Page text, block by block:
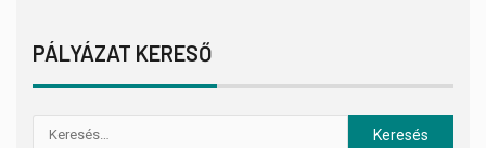
PÁLYÁZAT KERESŐ